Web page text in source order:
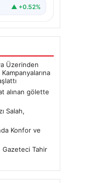
▲ +0.52%
Üzerinden
alınan gölette
Salah,
Konfor ve
Gazeteci Tahir